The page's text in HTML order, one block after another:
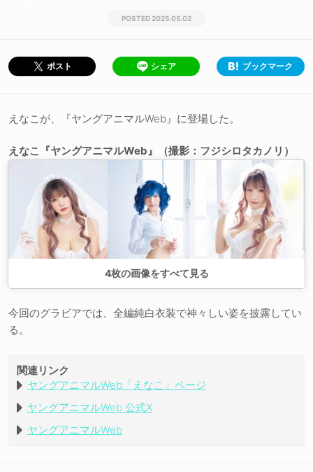
2025.05.02
ポスト シェア ブックマーク
えなこが、『ヤングアニマルWeb』に登場した。
えなこ『ヤングアニマルWeb』（撮影：フジシロタカノリ）
4枚の画像をすべて見る
今回のグラビアでは、全編純白衣装で神々しい姿を披露してい
る。
関連リンク
ヤングアニマルWeb「えなこ」ページ
ヤングアニマルWeb 公式X
ヤングアニマルWeb